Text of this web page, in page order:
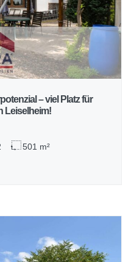
– viel Platz für
Leiselheim!
501 m²